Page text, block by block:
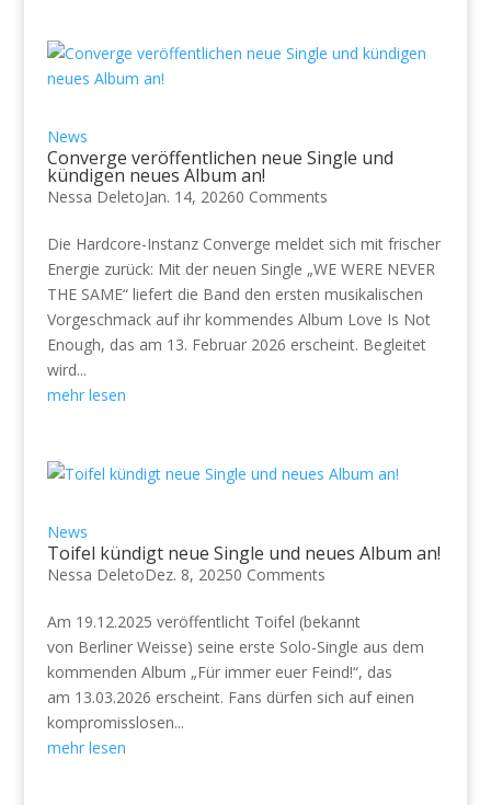
News
Converge veröffentlichen neue Single und
kündigen neues Album an!
Nessa DeletoJan. 14, 20260 Comments
Die Hardcore-Instanz Converge meldet sich mit frischer
Energie zurück: Mit der neuen Single „WE WERE NEVER
THE SAME“ liefert die Band den ersten musikalischen
Vorgeschmack auf ihr kommendes Album Love Is Not
Enough, das am 13. Februar 2026 erscheint. Begleitet
wird...
mehr lesen
News
Toifel kündigt neue Single und neues Album an!
Nessa DeletoDez. 8, 20250 Comments
Am 19.12.2025 veröffentlicht Toifel (bekannt
von Berliner Weisse) seine erste Solo-Single aus dem
kommenden Album „Für immer euer Feind!“, das
am 13.03.2026 erscheint. Fans dürfen sich auf einen
kompromisslosen...
mehr lesen